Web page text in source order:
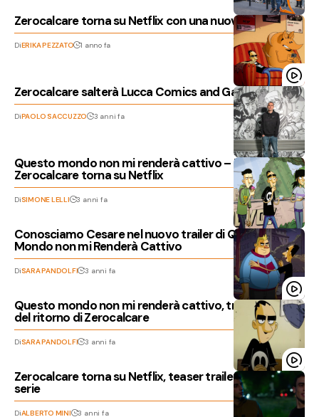
Zerocalcare torna su Netflix con una nuova serie
DiERIKA PEZZATO 1 anno fa
Zerocalcare salterà Lucca Comics and Games 2023
DiPAOLO SACCUZZO 3 anni fa
Questo mondo non mi renderà cattivo – Recensione,
Zerocalcare torna su Netflix
DiSIMONE LELLI 3 anni fa
Conosciamo Cesare nel nuovo trailer di Questo
Mondo non mi Renderà Cattivo
DiSARA PANDOLFI 3 anni fa
Questo mondo non mi renderà cattivo, trailer e data
del ritorno di Zerocalcare
DiSARA PANDOLFI 3 anni fa
Zerocalcare torna su Netflix, teaser trailer della nuova
serie
DiALBERTO MINI 3 anni fa